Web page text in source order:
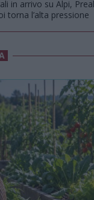
in arrivo su Alpi,
torna l’alta pressione